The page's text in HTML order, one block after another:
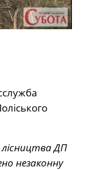
лісництва ДП
незаконну